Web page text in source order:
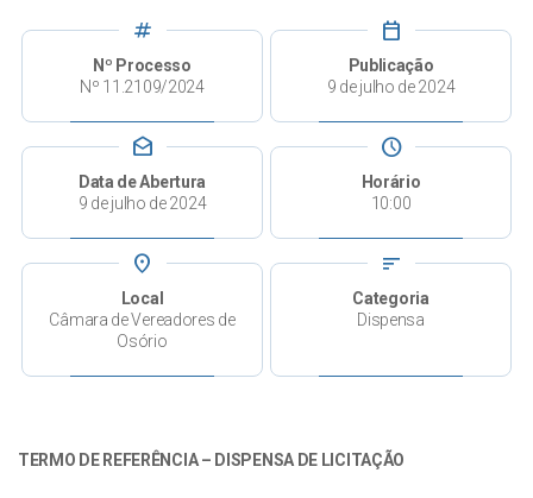
tag
Nº Processo
Nº 11.2109/2024
calendar_today
Publicação
9 de julho de 2024
drafts
Data de Abertura
9 de julho de 2024
schedule
Horário
10:00
place
Local
Câmara de Vereadores de
Osório
sort
Categoria
Dispensa
TERMO DE REFERÊNCIA – DISPENSA DE LICITAÇÃO